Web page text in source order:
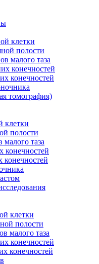
клетки
полости
малого таза
конечностей
конечностей
томография)
клетки
полости
таза
конечностей
клетки
полости
малого таза
конечностей
конечностей